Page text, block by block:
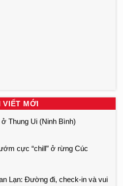
VIẾT MỚI
ở Thung Ui (Ninh Bình)
cực “chill” ở rừng Cúc
Lạn: Đường đi, check-in và vui